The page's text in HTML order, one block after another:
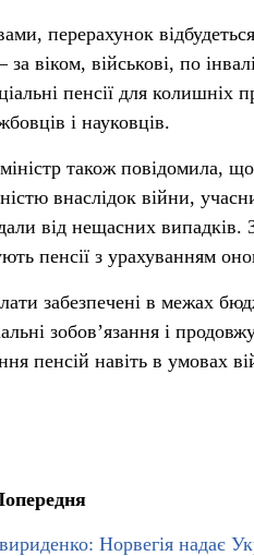
перерахунок
віком, військові, по
пенсії для колишніх
і науковців.
також повідомила,
внаслідок війни,
від нещасних
пенсії з урахуванням
забезпечені в межах
зобов’язання і
пенсій навіть в умовах
Норвегія надає